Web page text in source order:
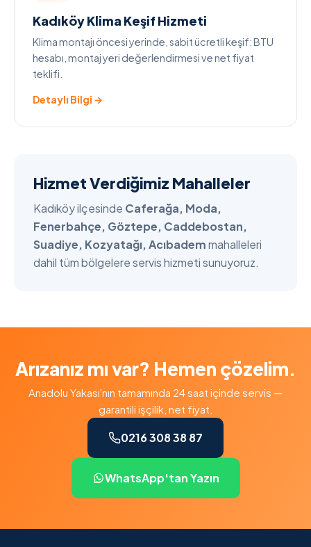
Kadıköy Klima Keşif Hizmeti
Klima montajı öncesi yerinde, sabit ücretli keşif: BTU
hesabı, montaj yeri değerlendirmesi ve net fiyat
teklifi.
Detaylı Bilgi →
Hizmet Verdiğimiz Mahalleler
Kadıköy ilçesinde Caferağa, Moda,
Fenerbahçe, Göztepe, Caddebostan,
Suadiye, Kozyatağı, Acıbademmahalleleri
dahil tüm bölgelere servis hizmeti sunuyoruz.
Arızanız mı var? Hemen çözelim.
Anadolu Yakası'nın tamamında 24 saat içinde servis —
garantili işçilik, net fiyat.
0216 308 38 87
WhatsApp'tan Yazın